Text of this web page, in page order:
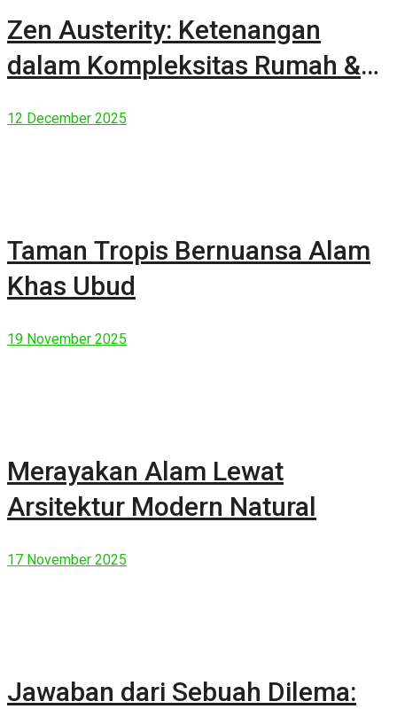
Zen Austerity: Ketenangan
dalam Kompleksitas Rumah &
12 December 2025
Taman Tropis Bernuansa Alam
Khas Ubud
19 November 2025
Merayakan Alam Lewat
Arsitektur Modern Natural
17 November 2025
Jawaban dari Sebuah Dilema: